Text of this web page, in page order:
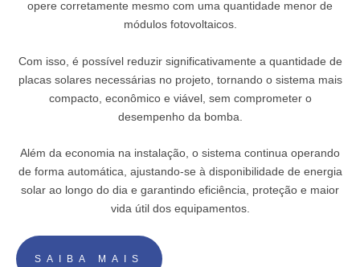
opere corretamente mesmo com uma quantidade menor de
módulos fotovoltaicos.
Com isso, é possível reduzir significativamente a quantidade de
placas solares necessárias no projeto, tornando o sistema mais
compacto, econômico e viável, sem comprometer o
desempenho da bomba.
Além da economia na instalação, o sistema continua operando
de forma automática, ajustando-se à disponibilidade de energia
solar ao longo do dia e garantindo eficiência, proteção e maior
vida útil dos equipamentos.
SAIBA MAIS